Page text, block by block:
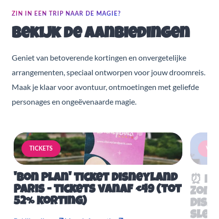
ZIN IN EEN TRIP NAAR DE MAGIE?
Bekijk de aanbiedingen
Geniet van betoverende kortingen en onvergetelijke
arrangementen, speciaal ontworpen voor jouw droomreis.
Maak je klaar voor avontuur, ontmoetingen met geliefde
personages en ongeëvenaarde magie.
TICKETS
'Bon Plan' ticket Disneyland
Paris - tickets vanaf €49 (tot
52% korting)
⏰